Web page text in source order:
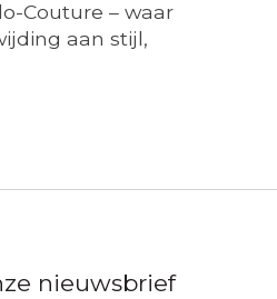
Couture – waar
aan stijl,
nieuwsbrief